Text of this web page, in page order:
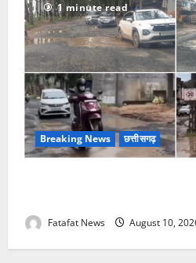
1 minute read
Breaking News छत्तीसगढ़
Fatafat News August 10,